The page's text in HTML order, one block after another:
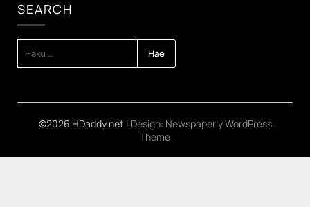
SEARCH
©2026 HDaddy.net | Design: Newspaperly WordPress
Theme